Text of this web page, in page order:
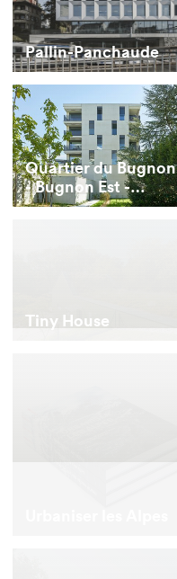
Pallin-Panchaude
Quartier du Bugnon
- Bugnon Est -
buildings E and F
Tiny House